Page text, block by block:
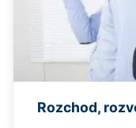
Rozchod,